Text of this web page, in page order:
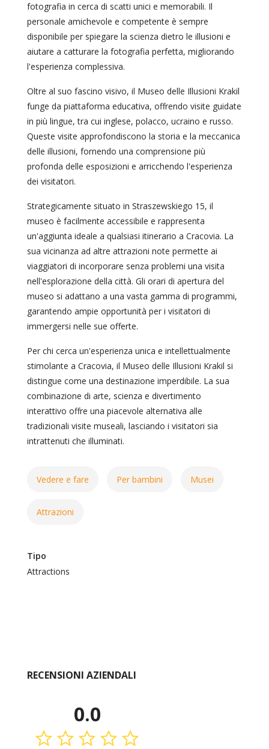
fotografia in cerca di scatti unici e memorabili. Il
personale amichevole e competente è sempre
disponibile per spiegare la scienza dietro le illusioni e
aiutare a catturare la fotografia perfetta, migliorando
l'esperienza complessiva.
Oltre al suo fascino visivo, il Museo delle Illusioni Krakil
funge da piattaforma educativa, offrendo visite guidate
in più lingue, tra cui inglese, polacco, ucraino e russo.
Queste visite approfondiscono la storia e la meccanica
delle illusioni, fornendo una comprensione più
profonda delle esposizioni e arricchendo l'esperienza
dei visitatori.
Strategicamente situato in Straszewskiego 15, il
museo è facilmente accessibile e rappresenta
un'aggiunta ideale a qualsiasi itinerario a Cracovia. La
sua vicinanza ad altre attrazioni note permette ai
viaggiatori di incorporare senza problemi una visita
nell'esplorazione della città. Gli orari di apertura del
museo si adattano a una vasta gamma di programmi,
garantendo ampie opportunità per i visitatori di
immergersi nelle sue offerte.
Per chi cerca un'esperienza unica e intellettualmente
stimolante a Cracovia, il Museo delle Illusioni Krakil si
distingue come una destinazione imperdibile. La sua
combinazione di arte, scienza e divertimento
interattivo offre una piacevole alternativa alle
tradizionali visite museali, lasciando i visitatori sia
intrattenuti che illuminati.
Vedere e fare Per bambini Musei
Attrazioni
Tipo
Attractions
RECENSIONI AZIENDALI
0.0